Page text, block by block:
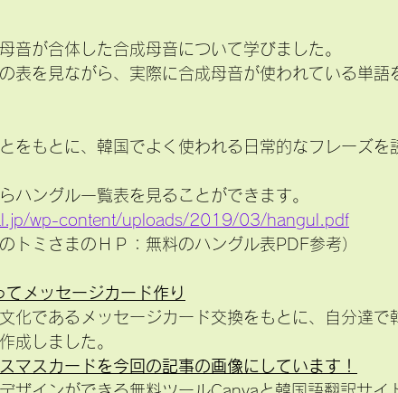
音が合体した合成母音について学びました。
表を見ながら、実際に合成母音が使われている単語
をもとに、韓国でよく使われる日常的なフレーズを
ハングル一覧表を見ることができます。
wp-content/uploads/2019/03/hangul.pdf
トミさまのＨＰ：無料のハングル表PDF参考）
メッセージカード作り
化であるメッセージカード交換をもとに、自分達で
成しました。
マスカードを今回の記事の画像にしています！